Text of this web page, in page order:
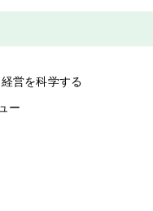
営を科学する
ー